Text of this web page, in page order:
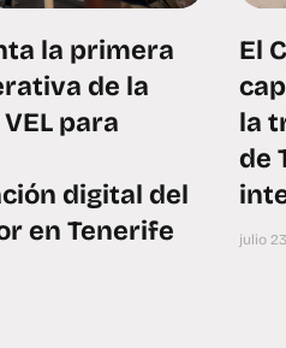
la primera
de la
para
digital del
en Tenerife
El
la
de
julio